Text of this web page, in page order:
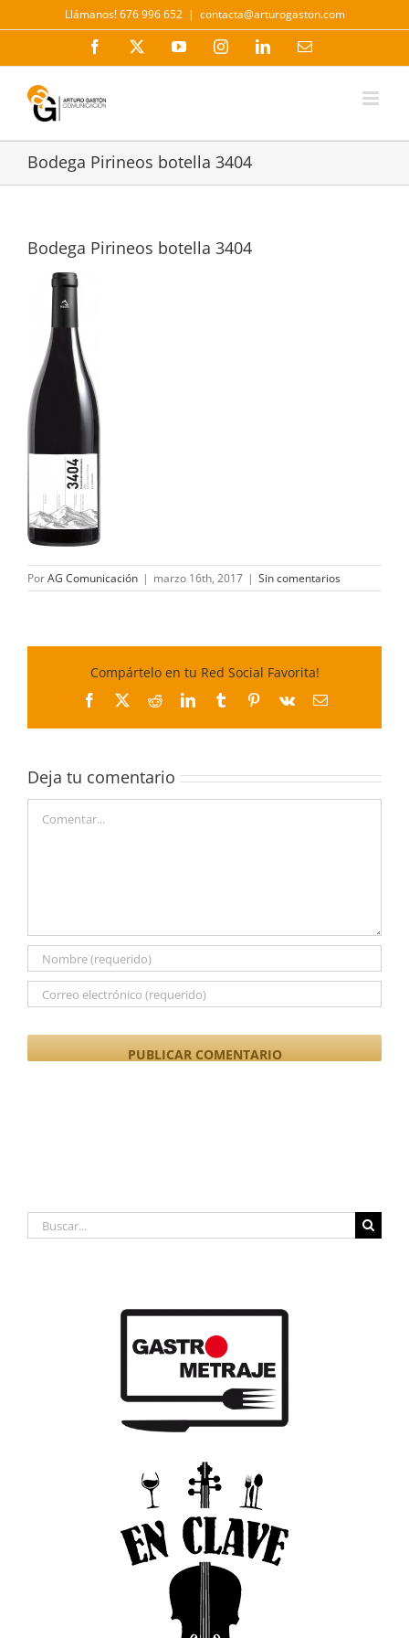
al
Llámanos! 676 996 652 | contacta@arturogaston.com
Facebook YouTubeInstagramLinkedInCorreo
Bodega Pirineos botella 3404
Bodega Pirineos botella 3404
PorAG Comunicación | marzo 16th, 2017 | Sin comentarios
Compártelo en tu Red Social Favorita!
Facebook
X RedditLinkedInTumblrPinterest
Vk
Correo
Deja tu comentario
Buscar: